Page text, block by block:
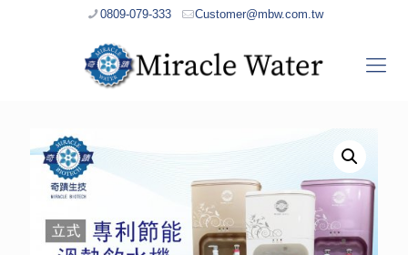
0809-079-333 Customer@mbw.com.tw